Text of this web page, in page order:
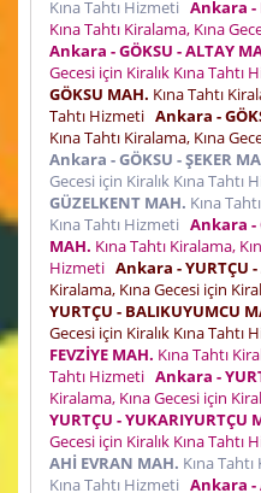
Kına Tahtı Hizmeti Ankara -
Kına Tahtı Kiralama, Kına
Ankara - GÖKSU - ALTAY
Gecesi için Kiralık Kına Tahtı
GÖKSU MAH. Kına Tahtı
Tahtı Hizmeti Ankara -
Kına Tahtı Kiralama, Kına
Ankara - GÖKSU - ŞEKER
Gecesi için Kiralık Kına Tahtı
GÜZELKENT MAH. Kına
Kına Tahtı Hizmeti Ankara -
MAH. Kına Tahtı Kiralama,
Hizmeti Ankara - YURTÇU -
Kiralama, Kına Gecesi için
YURTÇU - BALIKUYUMCU
Gecesi için Kiralık Kına Tahtı
FEVZİYE MAH. Kına Tahtı
Tahtı Hizmeti Ankara -
Kiralama, Kına Gecesi için
YURTÇU - YUKARIYURTÇU
Gecesi için Kiralık Kına Tahtı
AHİ EVRAN MAH. Kına
Kına Tahtı Hizmeti Ankara -